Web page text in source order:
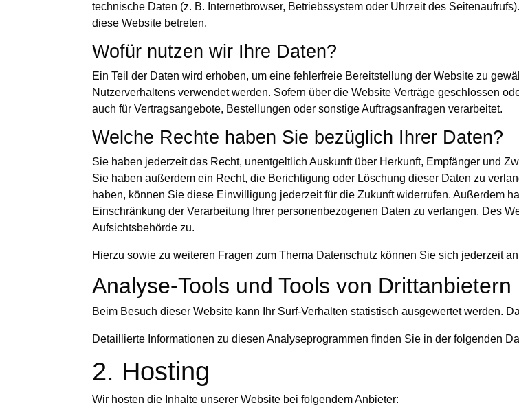
technische Daten (z. B. Internetbrowser, Betriebssystem oder Uhrzeit des
diese Website betreten.
Wofür nutzen wir Ihre Daten?
Ein Teil der Daten wird erhoben, um eine fehlerfreie Bereitstellung der Website zu
Nutzerverhaltens verwendet werden. Sofern über die Website Verträge geschlossen
auch für Vertragsangebote, Bestellungen oder sonstige Auftragsanfragen verarbeitet.
Welche Rechte haben Sie bezüglich Ihrer Daten?
Sie haben jederzeit das Recht, unentgeltlich Auskunft über Herkunft, Empfänger und
Sie haben außerdem ein Recht, die Berichtigung oder Löschung dieser Daten zu
haben, können Sie diese Einwilligung jederzeit für die Zukunft widerrufen. Außerdem
Einschränkung der Verarbeitung Ihrer personenbezogenen Daten zu verlangen. Des
Aufsichtsbehörde zu.
Hierzu sowie zu weiteren Fragen zum Thema Datenschutz können Sie sich jederzeit
Analyse-Tools und Tools von Dritt­anbietern
Beim Besuch dieser Website kann Ihr Surf-Verhalten statistisch ausgewertet werden.
Detaillierte Informationen zu diesen Analyseprogrammen finden Sie in der folgenden
2. Hosting
Wir hosten die Inhalte unserer Website bei folgendem Anbieter: